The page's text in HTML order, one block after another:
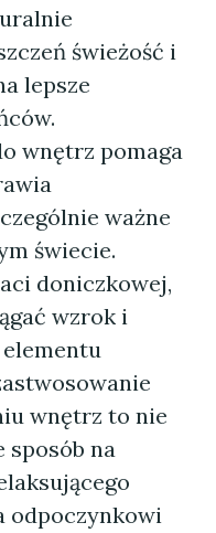
świeżość i
lepsze
wnętrz pomaga
ważne
świecie.
doniczkowej,
wzrok i
wnętrz to nie
sposób na
odpoczynkowi